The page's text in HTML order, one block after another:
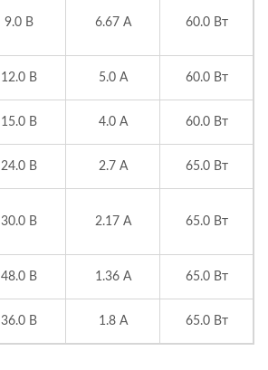
9.0 В 6.67 А 60.0 Вт
12.0 В 5.0 А 60.0 Вт
15.0 В 4.0 А 60.0 Вт
24.0 В 2.7 А 65.0 Вт
30.0 В 2.17 А 65.0 Вт
48.0 В 1.36 А 65.0 Вт
36.0 В 1.8 А 65.0 Вт